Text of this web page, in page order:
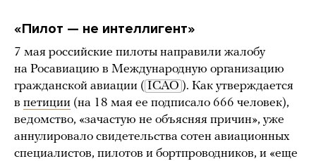
«Пилот — не интеллигент»
7 мая российские пилоты направили жалобу
на Росавиацию в Международную организацию
гражданской авиации ( ICAO ). Как утверждается
в петиции (на 18 мая ее подписало 666 человек),
ведомство, «зачастую не объясняя причин», уже
аннулировало свидетельства сотен авиационных
специалистов, пилотов и бортпроводников, и «еще